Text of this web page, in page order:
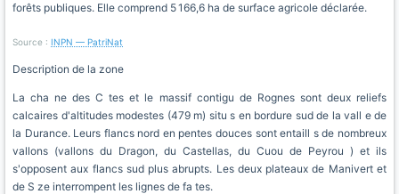
forêts publiques. Elle comprend 5 166,6 ha de surface agricole déclarée.
Source : INPN — PatriNat
Description de la zone
La cha ne des C tes et le massif contigu de Rognes sont deux reliefs
calcaires d'altitudes modestes (479 m) situ s en bordure sud de la vall e de
la Durance. Leurs flancs nord en pentes douces sont entaill s de nombreux
vallons (vallons du Dragon, du Castellas, du Cuou de Peyrou ) et ils
s'opposent aux flancs sud plus abrupts. Les deux plateaux de Manivert et
de S ze interrompent les lignes de fa tes.